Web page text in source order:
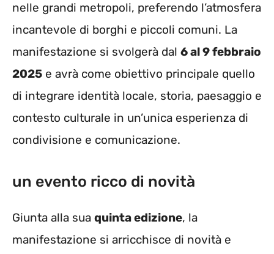
nelle grandi metropoli, preferendo l’atmosfera
incantevole di borghi e piccoli comuni. La
manifestazione si svolgerà dal 6 al 9 febbraio
2025 e avrà come obiettivo principale quello
di integrare identità locale, storia, paesaggio e
contesto culturale in un’unica esperienza di
condivisione e comunicazione.
un evento ricco di novità
Giunta alla sua quinta edizione, la
manifestazione si arricchisce di novità e